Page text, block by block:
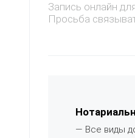
Запись онлайн
Просьба
— Все виды